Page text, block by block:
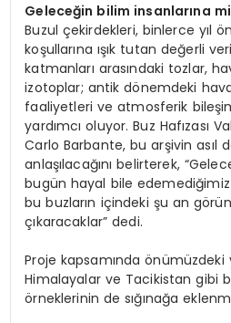
Geleceğin bilim insanlarına
Buzul çekirdekleri, binlerce yıl
koşullarına ışık tutan değerli
katmanları arasındaki tozlar,
izotoplar; antik dönemdeki
faaliyetleri ve atmosferik
yardımcı oluyor. Buz Hafızası
Carlo Barbante, bu arşivin asıl
anlaşılacağını belirterek,
bugün hayal bile
bu buzların içindeki şu an
çıkaracaklar” dedi.
Proje kapsamında önümüzdeki
Himalayalar ve Tacikistan gibi
örneklerinin de sığınağa